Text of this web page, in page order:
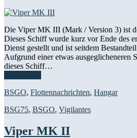
Die Viper MK III (Mark / Version 3) ist
Dieses Schiff wurde kurz vor Ende des
Dienst gestellt und ist seitdem
Aufgrund einer etwas ausgeglicheneren
dieses Schiff…
BSGO, Flottennachrichten, Hangar
BSG75, BSGO, Vigilantes
Viper MK II